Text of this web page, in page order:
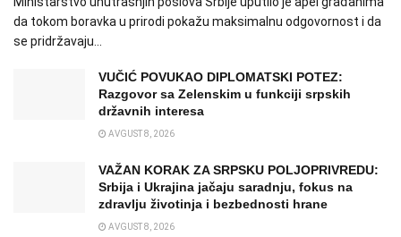
da tokom boravka u prirodi pokažu maksimalnu odgovornost i da
se pridržavaju...
VUČIĆ POVUKAO DIPLOMATSKI POTEZ:
Razgovor sa Zelenskim u funkciji srpskih
državnih interesa
AVGUST 8, 2026
VAŽAN KORAK ZA SRPSKU POLJOPRIVREDU:
Srbija i Ukrajina jačaju saradnju, fokus na
zdravlju životinja i bezbednosti hrane
AVGUST 8, 2026